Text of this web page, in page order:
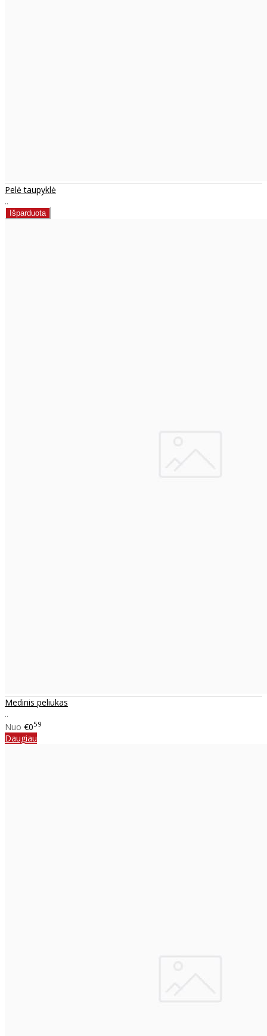
Pelė taupyklė
..
Medinis peliukas
..
Nuo €059
Daugiau